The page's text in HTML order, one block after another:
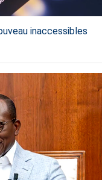
inaccessibles